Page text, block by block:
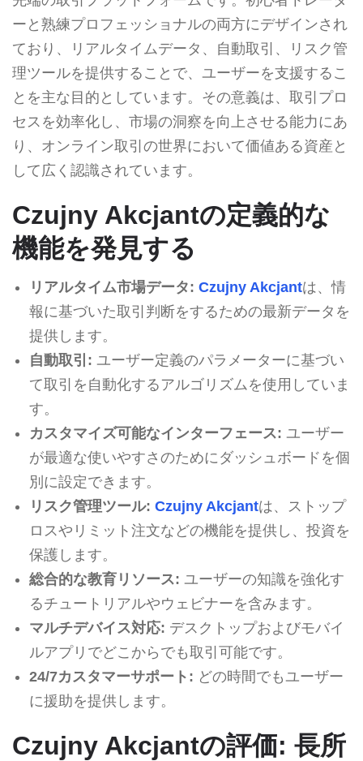
ーと熟練プロフェッショナルの両方にデザインされ
ており、リアルタイムデータ、自動取引、リスク管
理ツールを提供することで、ユーザーを支援するこ
とを主な目的としています。その意義は、取引プロ
セスを効率化し、市場の洞察を向上させる能力にあ
り、オンライン取引の世界において価値ある資産と
して広く認識されています。
Czujny Akcjantの定義的な
機能を発見する
リアルタイム市場データ: Czujny Akcjantは、情
報に基づいた取引判断をするための最新データを
提供します。
自動取引: ユーザー定義のパラメーターに基づい
て取引を自動化するアルゴリズムを使用していま
す。
カスタマイズ可能なインターフェース: ユーザー
が最適な使いやすさのためにダッシュボードを個
別に設定できます。
リスク管理ツール: Czujny Akcjantは、ストップ
ロスやリミット注文などの機能を提供し、投資を
保護します。
総合的な教育リソース: ユーザーの知識を強化す
るチュートリアルやウェビナーを含みます。
マルチデバイス対応: デスクトップおよびモバイ
ルアプリでどこからでも取引可能です。
24/7カスタマーサポート: どの時間でもユーザー
に援助を提供します。
Czujny Akcjantの評価: 長所